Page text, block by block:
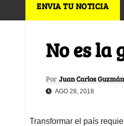
ENVIA TU NOTICIA
No es la
Por Juan Carlos
AGO 28, 2018
Transformar el país